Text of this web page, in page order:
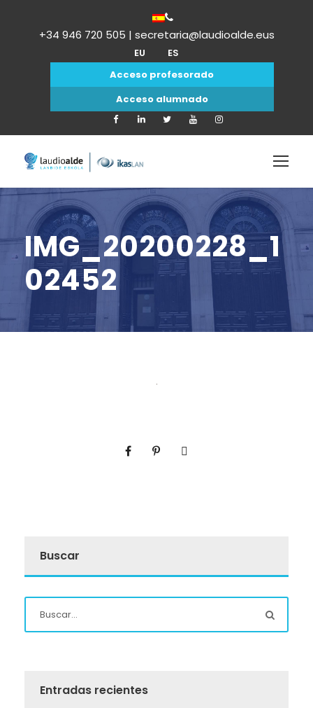
+34 946 720 505 | secretaria@laudioalde.eus
EU
ES
Acceso profesorado
Acceso alumnado
IMG_20200228_1
02452
Buscar
Entradas recientes